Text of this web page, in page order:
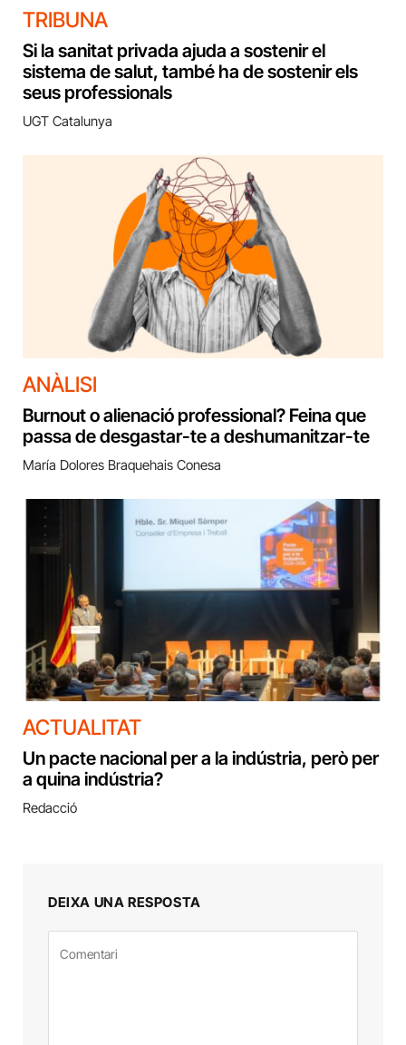
TRIBUNA
Si la sanitat privada ajuda a sostenir el
sistema de salut, també ha de sostenir els
seus professionals
UGT Catalunya
ANÀLISI
Burnout o alienació professional? Feina que
passa de desgastar-te a deshumanitzar-te
María Dolores Braquehais Conesa
ACTUALITAT
Un pacte nacional per a la indústria, però per
a quina indústria?
Redacció
DEIXA UNA RESPOSTA